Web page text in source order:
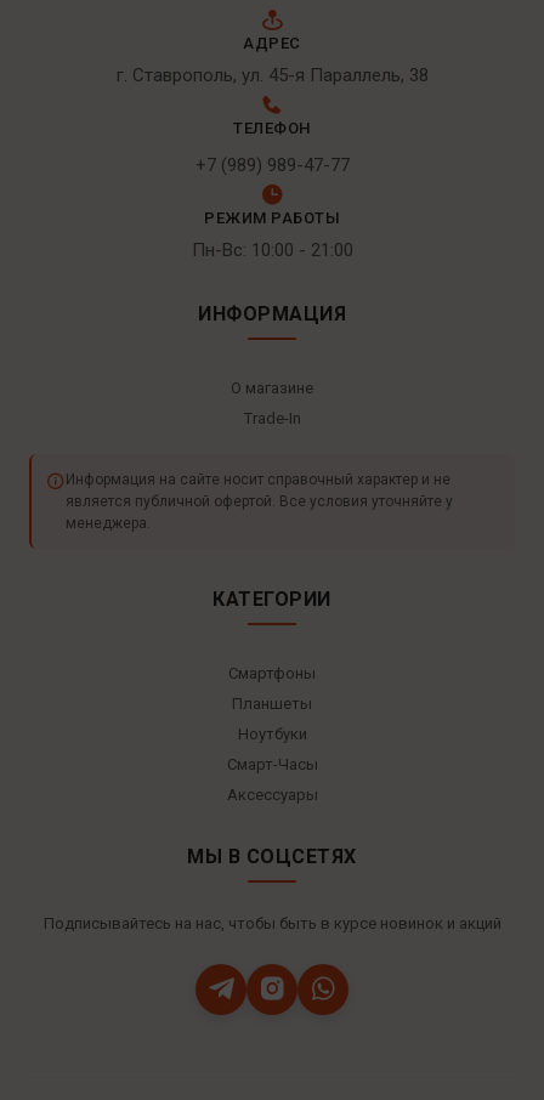
АДРЕС
г. Ставрополь, ул. 45-я Параллель, 38
ТЕЛЕФОН
+7 (989) 989-47-77
РЕЖИМ РАБОТЫ
Пн-Вс: 10:00 - 21:00
ИНФОРМАЦИЯ
О магазине
Trade-In
Информация на сайте носит справочный характер и не
является публичной офертой. Все условия уточняйте у
менеджера.
КАТЕГОРИИ
Смартфоны
Планшеты
Ноутбуки
Смарт-Часы
Аксессуары
МЫ В СОЦСЕТЯХ
Подписывайтесь на нас, чтобы быть в курсе новинок и акций